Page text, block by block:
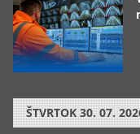
ŠTVRTOK 30. 07.